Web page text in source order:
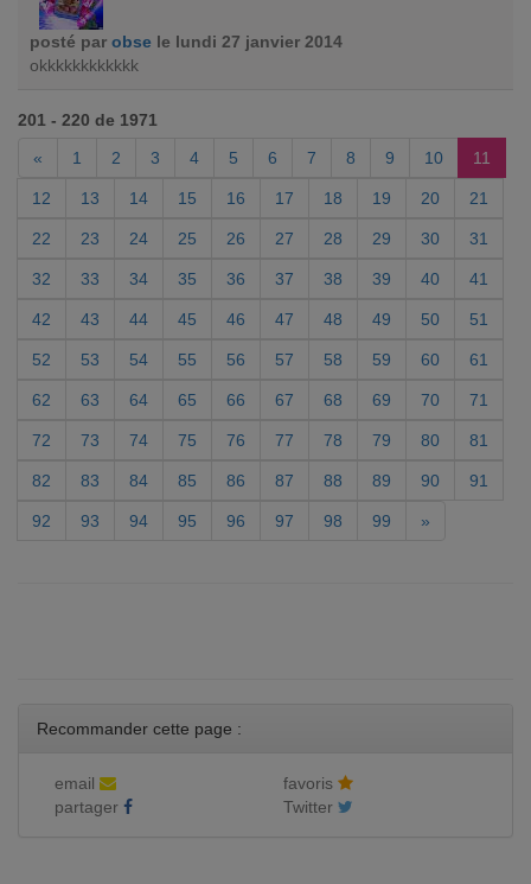
posté par obse le lundi 27 janvier 2014
okkkkkkkkkkkk
201 - 220 de 1971
«
1 2 3 4 5 6 7 8 9 10 11
12 13 14 15 16 17 18 19 20 21
22 23 24 25 26 27 28 29 30 31
32 33 34 35 36 37 38 39 40 41
42 43 44 45 46 47 48 49 50 51
52 53 54 55 56 57 58 59 60 61
62 63 64 65 66 67 68 69 70 71
72 73 74 75 76 77 78 79 80 81
82 83 84 85 86 87 88 89 90 91
92 93 94 95 96 97 98 99 »
Recommander cette page :
email
favoris
partager
Twitter